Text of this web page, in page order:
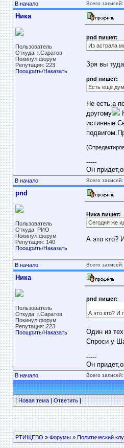
В начало Всего записей:
Ника
Пользователь
Откуда: г.Саратов
Покинул форум
Репутация: 223
Поощрить/Наказать
pnd пишет:
Из астрала
Зря вы
pnd пишет:
Есть ещё
Не есть,а
другому
-----
Он
В начало Всего записей:
pnd
Пользователь
Откуда: РИО
Покинул форум
Репутация: 140
Поощрить/Наказать
Ника пишет:
Сегодня же
А это кто?
В начало Всего записей:
Ника
Пользователь
Откуда: г.Саратов
Покинул форум
Репутация: 223
Поощрить/Наказать
pnd пишет:
А это кто? И
Один из
Спроси у
-----
Он
В начало Всего записей:
|Новая тема|Ответить|
РТИЩЕВО » Форумы» Политический